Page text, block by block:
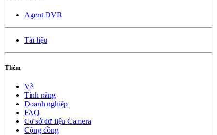
Agent DVR
Tài liệu
Thêm
Về
Tính năng
Doanh nghiệp
FAQ
Cơ sở dữ liệu Camera
Cộng đồng